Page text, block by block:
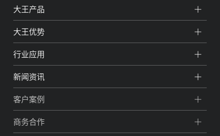
大王产品
大王优势
行业应用
新闻资讯
客户案例
商务合作